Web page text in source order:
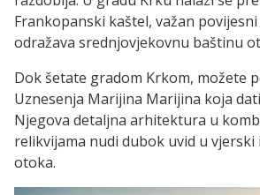
Frankopanski kaštel, važan
odražava srednjovjekovnu baštinu
Dok šetate gradom Krkom, možete
Uznesenja Marijina Marijina koja
Njegova detaljna arhitektura u
relikvijama nudi dubok uvid u vjerski
otoka.